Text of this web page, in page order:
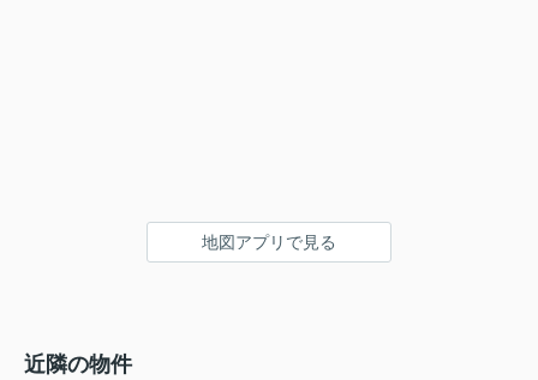
地図アプリで見る
近隣の物件